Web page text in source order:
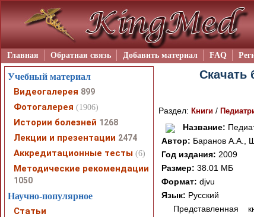
Главная Обратная связь Добавить материал FAQ
Скачать
Раздел: Книги /
Название:
Автор: Баранов А.А.,
Год издания: 2009
Размер: 38.01 МБ
Формат: djvu
Язык: Русский
Представленная
Учебный материал
Видеогалерея 899
Фотогалерея (1906)
Истории болезней 1268
Лекции и презентации 2474
Аккредитационные тесты (6)
Методические рекомендации
1050
Научно-популярное
Статьи